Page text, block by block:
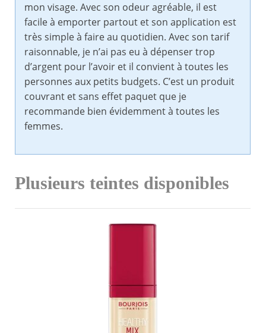
mon visage. Avec son odeur agréable, il est
facile à emporter partout et son application est
très simple à faire au quotidien. Avec son tarif
raisonnable, je n’ai pas eu à dépenser trop
d’argent pour l’avoir et il convient à toutes les
personnes aux petits budgets. C’est un produit
couvrant et sans effet paquet que je
recommande bien évidemment à toutes les
femmes.
Plusieurs teintes disponibles